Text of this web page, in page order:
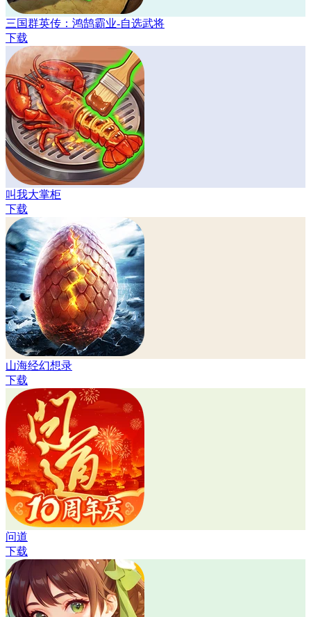
三国群英传：鸿鹄霸业-自选武将
下载
叫我大掌柜
下载
山海经幻想录
下载
问道
下载